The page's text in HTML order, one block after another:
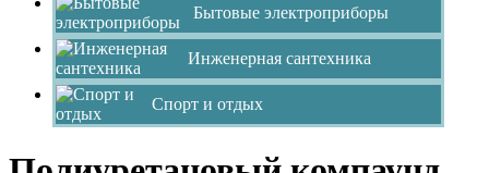
Бытовые электроприборы
Инженерная сантехника
Спорт и отдых